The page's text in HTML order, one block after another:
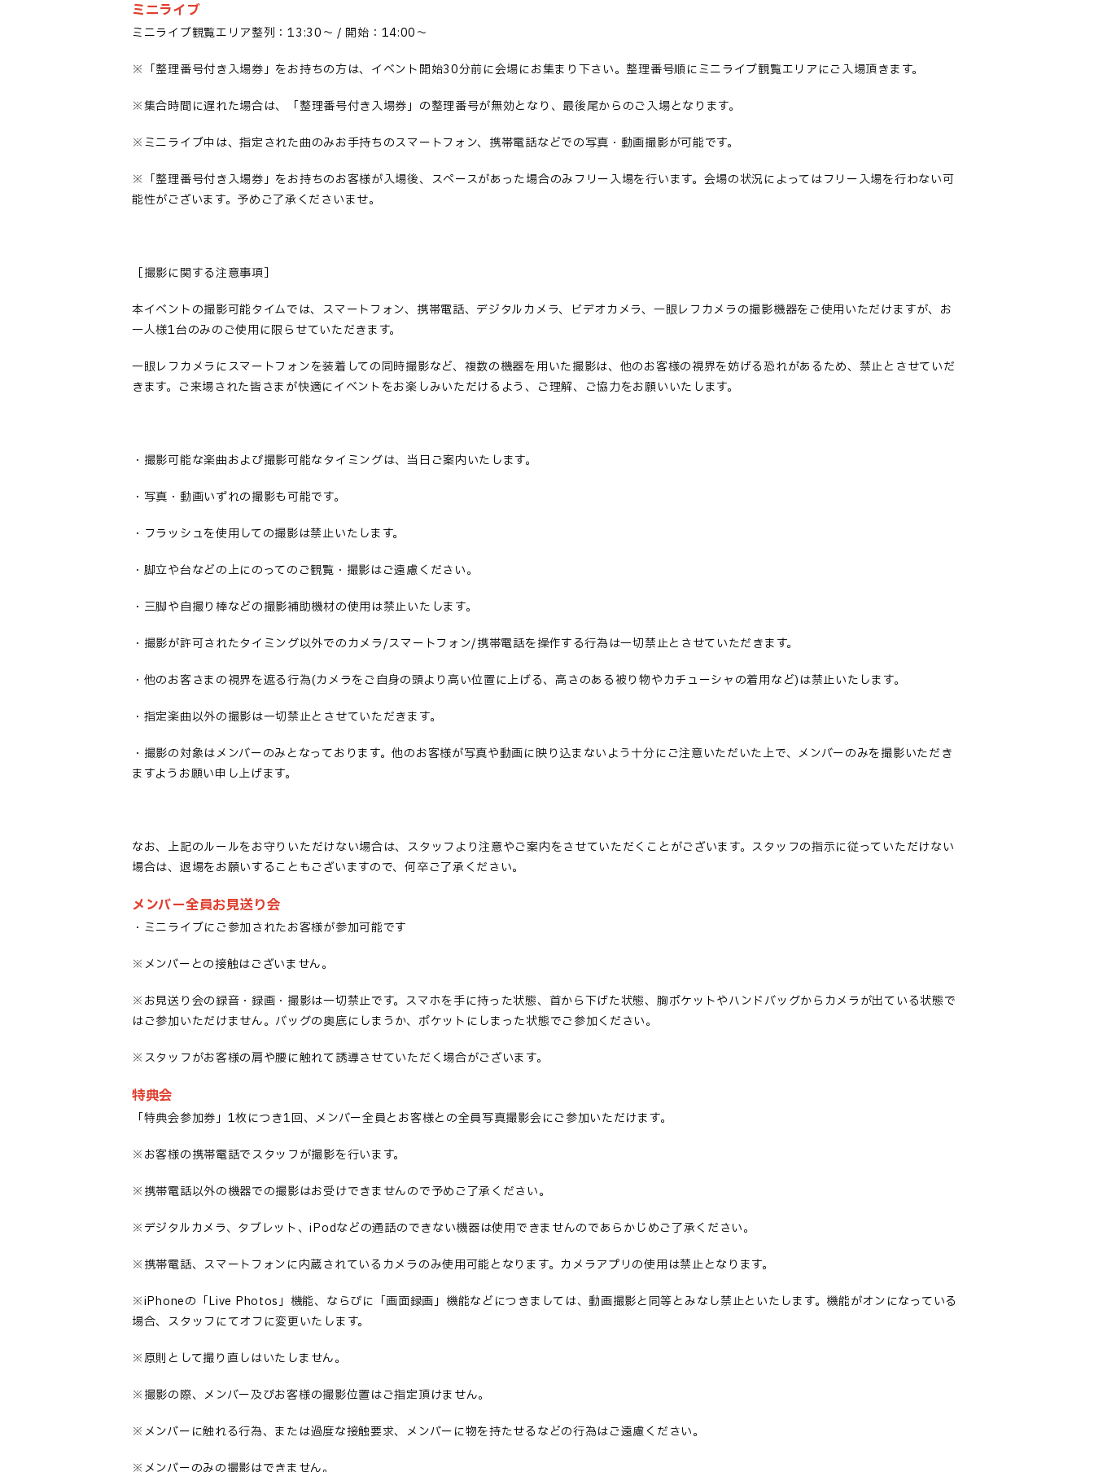
ミニライブ
ミニライブ観覧エリア整列：13:30～ / 開始：14:00～
※ 「整理番号付き入場券」をお持ちの方は、イベント開始30分前に会場にお集まり下さい。整理番号順にミニライブ観覧エリアにご入場頂きます。
※集合時間に遅れた場合は、「整理番号付き入場券」の整理番号が無効となり、最後尾からのご入場となります。
※ミニライブ中は、指定された曲のみお手持ちのスマートフォン、携帯電話などでの写真・動画撮影が可能です。
※「整理番号付き入場券」をお持ちのお客様が入場後、スペースがあった場合のみフリー入場を行います。会場の状況によってはフリー入場を行わない可
能性がございます。予めご了承くださいませ。
［撮影に関する注意事項］
本イベントの撮影可能タイムでは、 スマー トフォン、携帯電話、デジタルカメラ、ビデオカメラ、一眼レフカメラの撮影機器をご使用いただけますが、 お
一人様1台のみのご使用に限らせていただきます。
一眼レフカメラにスマー トフォンを装着しての同時撮影など、複数の機器を用いた撮影は、他のお客様の視界を妨げる恐れがあるため、禁止とさせていだ
きます。ご来場された皆さまが快適にイベントをお楽しみいただけるよう、ご理解、ご協力をお願いいたします。
・撮影可能な楽曲および撮影可能なタイミングは、当日ご案内いたします。
・写真・動画いずれの撮影も可能です。
・フラッシュを使用しての撮影は禁止いたします。
・脚立や台などの上にのってのご観覧・撮影はご遠慮ください。
・三脚や自撮り棒などの撮影補助機材の使用は禁止いたします。
・撮影が許可されたタイミング以外でのカメラ/スマートフォン/携帯電話を操作する行為は一切禁止とさせていただきます。
・他のお客さまの視界を遮る行為(カメラをご自身の頭より高い位置に上げる、高さのある被り物やカチューシャの着用など)は禁止いたします。
・指定楽曲以外の撮影は一切禁止とさせていただきます。
・撮影の対象はメンバーのみとなっております。他のお客様が写真や動画に映り込まないよう十分にご注意いただいた上で、メンバーのみを撮影いただき
ますようお願い申し上げます。
なお、上記のルールをお守りいただけない場合は、スタッフより注意やご案内をさせていただくことがございます。 スタッフの指示に従っていただけない
場合は、退場をお願いすることもございますので、何卒ご了承ください。
メンバー全員お見送り会
・ミニライブにご参加されたお客様が参加可能です
※メンバーとの接触はございません。
※お見送り会の録音・録画・撮影は一切禁止です。スマホを手に持った状態、首から下げた状態、胸ポケットやハンドバッグからカメラが出ている状態で
はご参加いただけません。バッグの奥底にしまうか、ポケットにしまった状態でご参加ください。
※スタッフがお客様の肩や腰に触れて誘導させていただく場合がございます。
特典会
「特典会参加券」1枚につき1回、メンバー全員とお客様との全員写真撮影会にご参加いただけます。
※お客様の携帯電話でスタッフが撮影を行います。
※携帯電話以外の機器での撮影はお受けできませんので予めご了承ください。
※デジタルカメラ、タブレット、iPodなどの通話のできない機器は使用できませんのであらかじめご了承ください。
※携帯電話、スマートフォンに内蔵されているカメラのみ使用可能となります。カメラアプリの使用は禁止となります。
※iPhoneの「Live Photos」機能、ならびに「画面録画」機能などにつきましては、動画撮影と同等とみなし禁止といたします。機能がオンになっている
場合、スタッフにてオフに変更いたします。
※原則 として撮り直しはいたしません。
※撮影の際、 メンバー及びお客様の撮影位置はご指定頂けません。
※ メンバーに触れる行為、 または過度な接触要求、メンバーに物を持たせるなどの行為はご遠慮ください。